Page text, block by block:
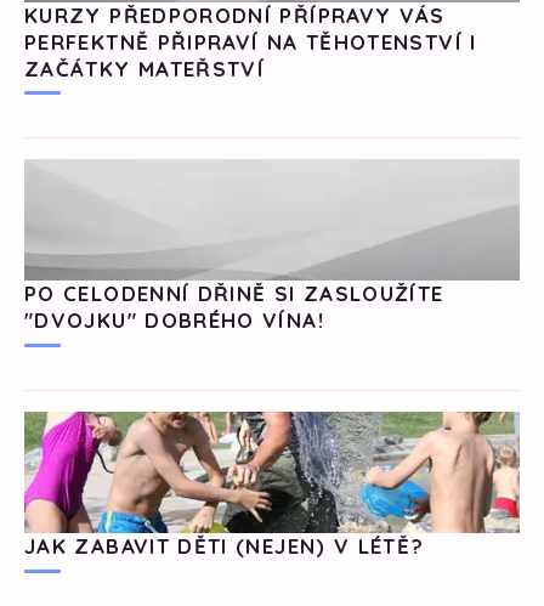
KURZY PŘEDPORODNÍ PŘÍPRAVY VÁS
PERFEKTNĚ PŘIPRAVÍ NA TĚHOTENSTVÍ I
ZAČÁTKY MATEŘSTVÍ
PO CELODENNÍ DŘINĚ SI ZASLOUŽÍTE
"DVOJKU" DOBRÉHO VÍNA!
JAK ZABAVIT DĚTI (NEJEN) V LÉTĚ?